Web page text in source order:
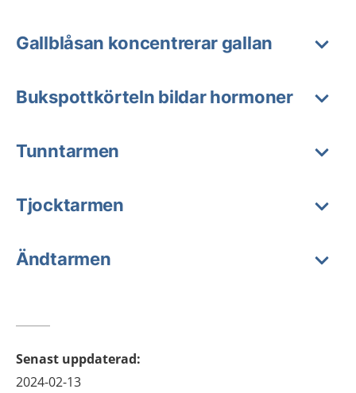
Gallblåsan koncentrerar gallan
Bukspottkörteln bildar hormoner
Tunntarmen
Tjocktarmen
Ändtarmen
Senast uppdaterad:
2024-02-13